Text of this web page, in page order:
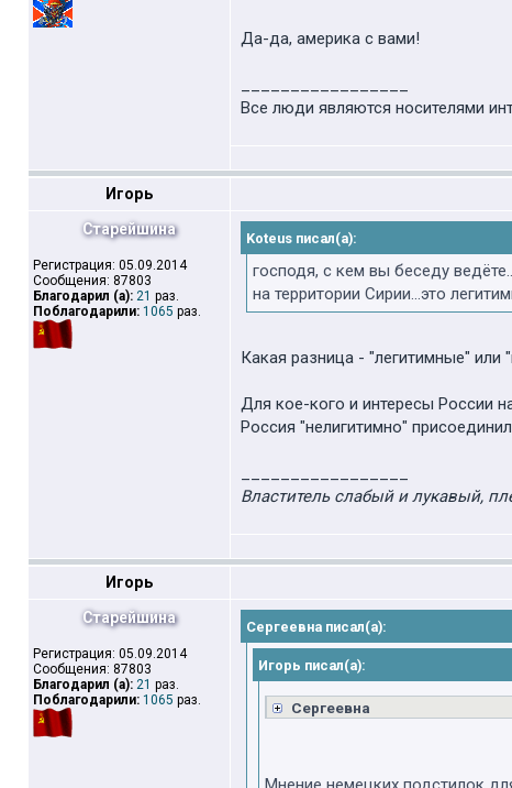
Да-да, америка с вами!
Все люди являются носителями
Игорь
Старейшина
Регистрация: 05.09.2014
Сообщения: 87803
Благодарил (а): 21 раз.
Поблагодарили: 1065 раз.
Koteus писал(а):
господя, с кем вы беседу
на территории Сирии...это
Какая разница - "легитимные" или
Для кое-кого и интересы России
Россия "нелигитимно"
Властитель слабый и лукавый,
Игорь
Старейшина
Регистрация: 05.09.2014
Сообщения: 87803
Благодарил (а): 21 раз.
Поблагодарили: 1065 раз.
Сергеевна писал(а):
Игорь писал(а):
Сергеевна